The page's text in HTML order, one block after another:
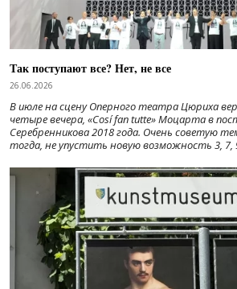
Так поступают все? Нет, не все
26.06.2026
В июле на сцену Оперного театра Цюриха
четыре вечера, «Cosí fan tutte» Моцарта в
Серебренникова 2018 года. Очень советую
тогда, не упустить новую возможность 3, 7,